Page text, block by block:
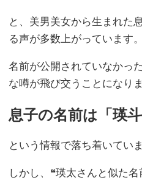
と、美男美女から生まれた
る声が多数上がっています。
名前が公開されていなかっ
な噂が飛び交うことになり
息子の名前は「瑛
という情報で落ち着いていま
しかし、❝瑛太さんと似た